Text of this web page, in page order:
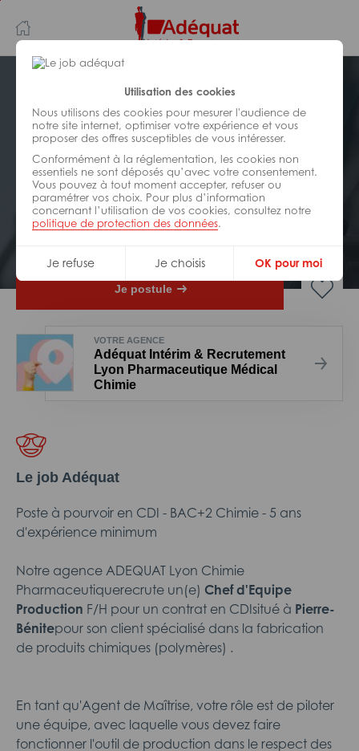
Utilisation des cookies
Nous utilisons des cookies pour mesurer l'audience de
notre site internet, optimiser votre expérience et vous
proposer des offres susceptibles de vous intéresser.
Conformément à la réglementation, les cookies non
essentiels ne sont déposés qu’avec votre consentement.
Vous pouvez à tout moment accepter, refuser ou
paramétrer vos choix. Pour plus d’information
concernant l’utilisation de vos cookies, consultez notre
politique de protection des données.
Je refuse Je choisis OK pour moi
au
contenu
principal
navigation
INDUSTRIE/FABRICATION/
TRANSFORMATION
Réf : ZA6-308068
Chef d’equipe production H/F
CDI Oullins-Pierre-Bénite
Je postule
VOTRE AGENCE
Adéquat Intérim & Recrutement
Lyon Pharmaceutique Médical
Chimie
Le job Adéquat
Poste à pourvoir en CDI - BAC+2 Chimie - 5 ans
d'expérience minimum
Notre agence ADEQUAT Lyon Chimie
Pharmaceutiquerecrute un(e) Chef d'Equipe
Production F/H pour un contrat en CDIsitué à Pierre-
Bénitepour son client spécialisé dans la fabrication
de produits chimiques (polymères) .
En tant qu'Agent de Maîtrise, votre rôle est de piloter
une équipe, avec laquelle vous devez faire
fonctionner l'outil de production dans le respect des